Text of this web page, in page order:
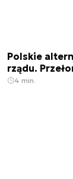
Polskie
rządu.
4 min.